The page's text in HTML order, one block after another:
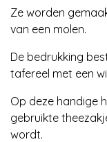
Ze worden
van een molen.
De bedrukking
tafereel met een
Op deze handige
gebruikte
wordt.